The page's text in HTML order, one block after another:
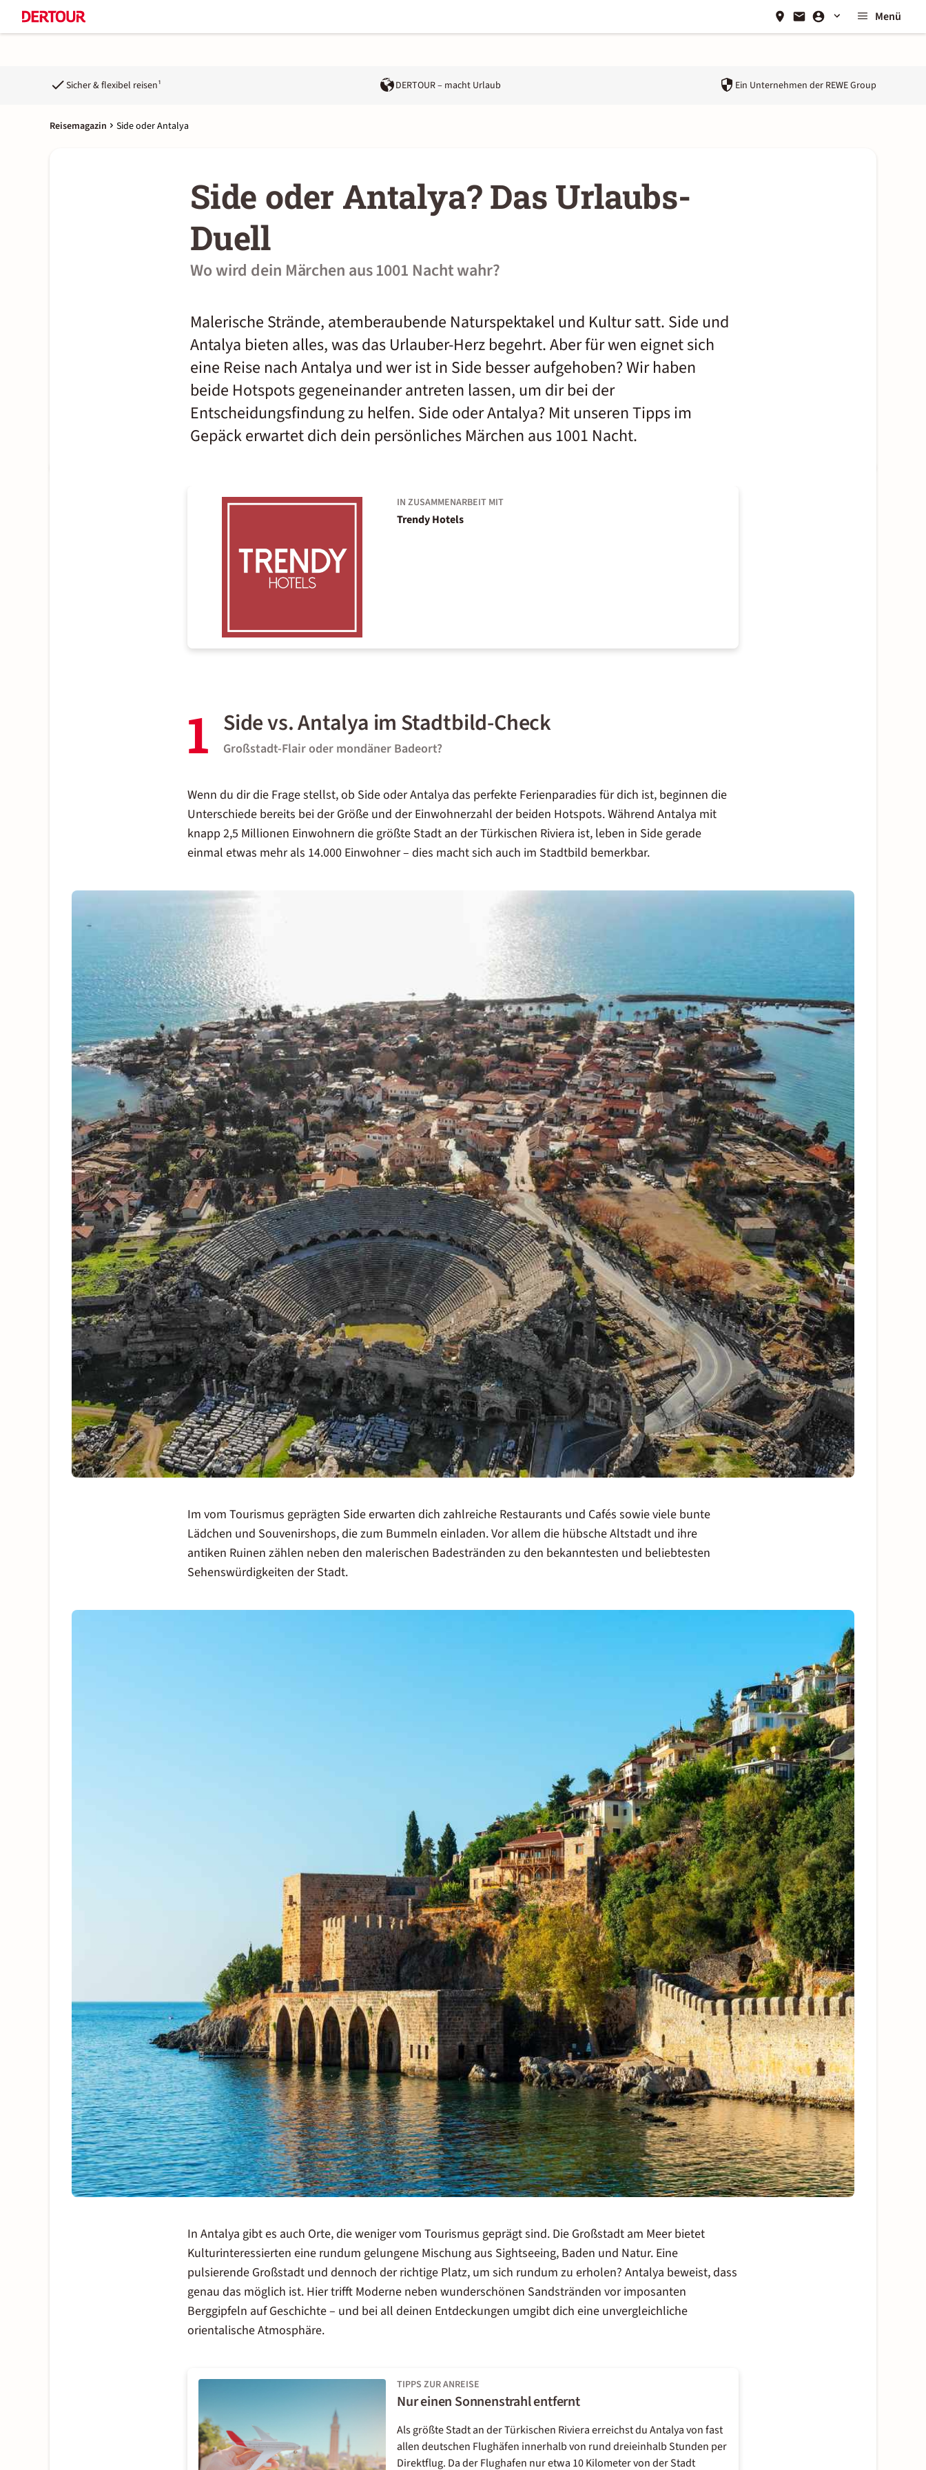
Menü
Sicher & flexibel reisen¹ DERTOUR – macht Urlaub Ein Unternehmen der REWE Group
Reisemagazin Side oder Antalya
Side oder Antalya? Das Urlaubs-
Duell
Wo wird dein Märchen aus 1001 Nacht wahr?
Malerische Strände, atemberaubende Naturspektakel und Kultur satt. Side und
Antalya bieten alles, was das Urlauber-Herz begehrt. Aber für wen eignet sich
eine Reise nach Antalya und wer ist in Side besser aufgehoben? Wir haben
beide Hotspots gegeneinander antreten lassen, um dir bei der
Entscheidungsfindung zu helfen. Side oder Antalya? Mit unseren Tipps im
Gepäck erwartet dich dein persönliches Märchen aus 1001 Nacht.
IN ZUSAMMENARBEIT MIT
Trendy Hotels
1 Side vs. Antalya im Stadtbild-Check
Großstadt-Flair oder mondäner Badeort?
Wenn du dir die Frage stellst, ob Side oder Antalya das perfekte Ferienparadies für dich ist, beginnen die
Unterschiede bereits bei der Größe und der Einwohnerzahl der beiden Hotspots. Während Antalya mit
knapp 2,5 Millionen Einwohnern die größte Stadt an der Türkischen Riviera ist, leben in Side gerade
einmal etwas mehr als 14.000 Einwohner – dies macht sich auch im Stadtbild bemerkbar.
Im vom Tourismus geprägten Sideerwarten dich zahlreiche Restaurants und Cafés sowie viele bunte
Lädchen und Souvenirshops, die zum Bummeln einladen. Vor allem die hübsche Altstadt und ihre
antiken Ruinen zählen neben den malerischen Badestränden zu den bekanntesten und beliebtesten
Sehenswürdigkeiten der Stadt.
In Antalya gibt es auch Orte, die weniger vom Tourismus geprägt sind. Die Großstadt am Meer bietet
Kulturinteressierten eine rundum gelungene Mischung aus Sightseeing, Baden und Natur. Eine
pulsierende Großstadt und dennoch der richtige Platz, um sich rundum zu erholen? Antalya beweist, dass
genau das möglich ist. Hier trifft Moderne neben wunderschönen Sandstränden vor imposanten
Berggipfeln auf Geschichte – und bei all deinen Entdeckungen umgibt dich eine unvergleichliche
orientalische Atmosphäre.
TIPPS ZUR ANREISE
Nur einen Sonnenstrahl entfernt
Als größte Stadt an der Türkischen Riviera erreichst du Antalya von fast
allen deutschen Flughäfen innerhalb von rund dreieinhalb Stunden per
Direktflug. Da der Flughafen nur etwa 10 Kilometer von der Stadt